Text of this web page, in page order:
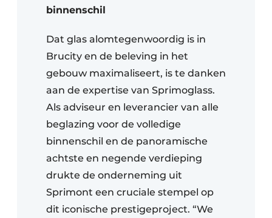
binnenschil
Dat glas alomtegenwoordig is in
Brucity en de beleving in het
gebouw maximaliseert, is te danken
aan de expertise van Sprimoglass.
Als adviseur en leverancier van alle
beglazing voor de volledige
binnenschil en de panoramische
achtste en negende verdieping
drukte de onderneming uit
Sprimont een cruciale stempel op
dit iconische prestigeproject. “We